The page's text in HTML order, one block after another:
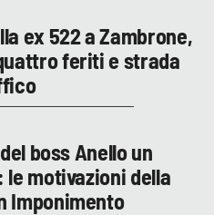
ex 522 a Zambrone,
feriti e strada
boss Anello un
motivazioni della
Imponimento